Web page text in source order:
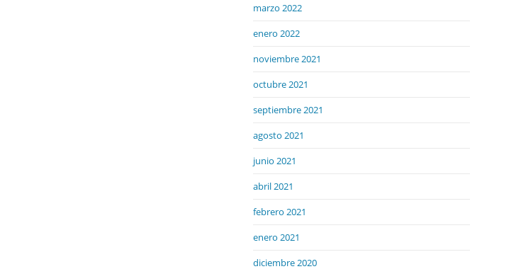
marzo 2022
enero 2022
noviembre 2021
octubre 2021
septiembre 2021
agosto 2021
junio 2021
abril 2021
febrero 2021
enero 2021
diciembre 2020